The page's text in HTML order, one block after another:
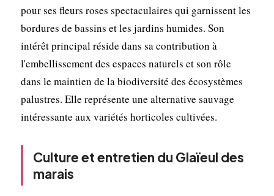
pour ses fleurs roses spectaculaires qui garnissent les
bordures de bassins et les jardins humides. Son
intérêt principal réside dans sa contribution à
l'embellissement des espaces naturels et son rôle
dans le maintien de la biodiversité des écosystèmes
palustres. Elle représente une alternative sauvage
intéressante aux variétés horticoles cultivées.
Culture et entretien du Glaïeul des
marais